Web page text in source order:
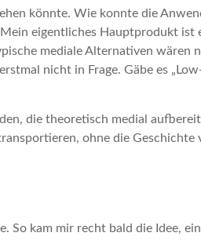
könnte. Wie konnte die
eigentliches Hauptprodukt ist
mediale Alternativen wären
nicht in Frage. Gäbe es
die theoretisch medial
ohne die Geschichte
So kam mir recht bald die Idee, ein